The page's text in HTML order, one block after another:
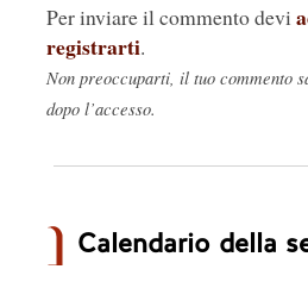
Per inviare il commento devi
registrarti.
Non preoccuparti, il tuo commento
dopo l’accesso.
Calendario della